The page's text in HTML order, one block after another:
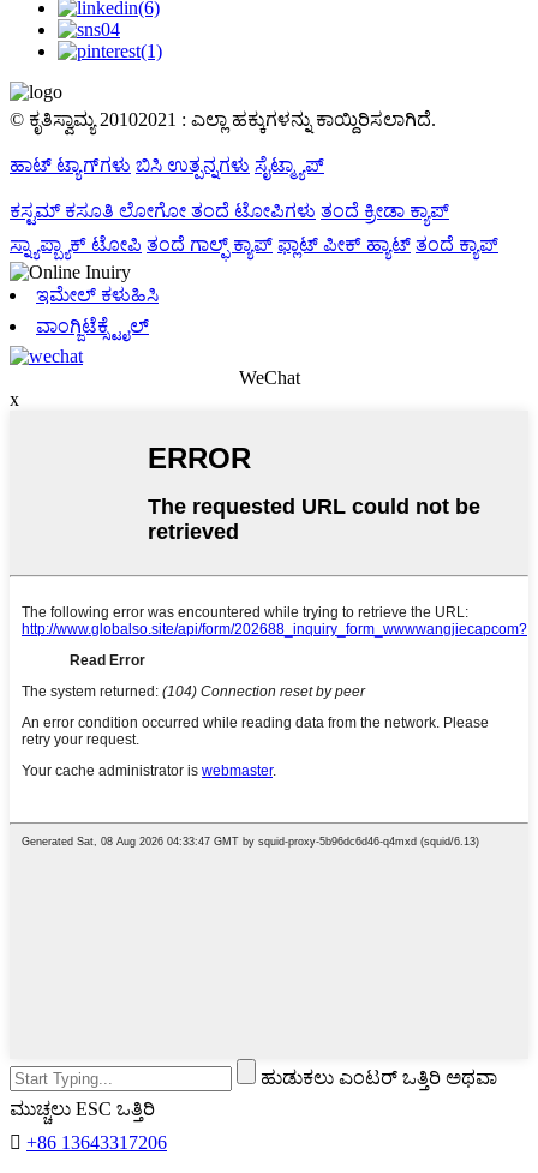
© ಕೃತಿಸ್ವಾಮ್ಯ 20102021 : ಎಲ್ಲಾ ಹಕ್ಕುಗಳನ್ನು ಕಾಯ್ದಿರಿಸಲಾಗಿದೆ.
ಹಾಟ್ ಟ್ಯಾಗ್‌ಗಳು ಬಿಸಿ ಉತ್ಪನ್ನಗಳು ಸೈಟ್ಮ್ಯಾಪ್
ಕಸ್ಟಮ್ ಕಸೂತಿ ಲೋಗೋ ತಂದೆ ಟೋಪಿಗಳು ತಂದೆ ಕ್ರೀಡಾ ಕ್ಯಾಪ್
ಸ್ನ್ಯಾಪ್ಬ್ಯಾಕ್ ಟೋಪಿ ತಂದೆ ಗಾಲ್ಫ್ ಕ್ಯಾಪ್ ಫ್ಲಾಟ್ ಪೀಕ್ ಹ್ಯಾಟ್ ತಂದೆ ಕ್ಯಾಪ್
ಇಮೇಲ್ ಕಳುಹಿಸಿ
ವಾಂಗ್ಜಿಟೆಕ್ಸ್ಟೈಲ್
WeChat
x
ಹುಡುಕಲು ಎಂಟರ್ ಒತ್ತಿರಿ ಅಥವಾ
ಮುಚ್ಚಲು ESC ಒತ್ತಿರಿ
 +86 13643317206